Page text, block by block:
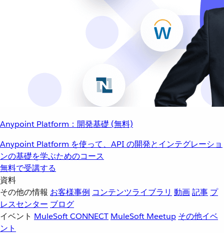
Anypoint Platform：開発基礎 (無料)
Anypoint Platform を使って、API の開発とインテグレーショ
ンの基礎を学ぶためのコース
無料で受講する
資料
その他の情報 お客様事例 コンテンツライブラリ 動画記事 プ
レスセンター ブログ
イベント MuleSoft CONNECT MuleSoft Meetup その他イベ
ント